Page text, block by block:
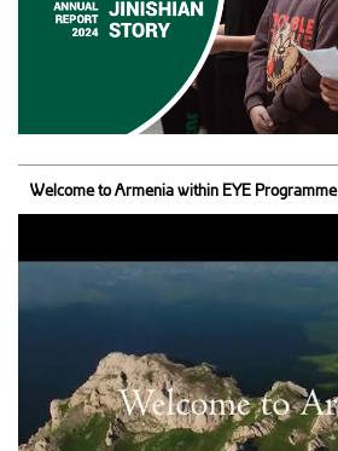
Welcome to Armenia within EYE Programme